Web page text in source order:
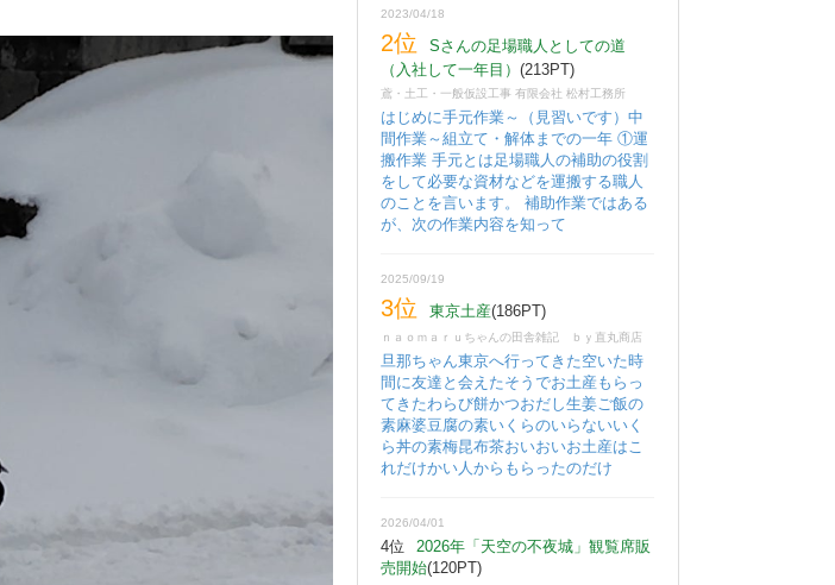
2023/04/18
2位
Sさんの足場職人としての道
（入社して一年目） (213PT)
鳶・土工・一般仮設工事 有限会社 松村工務所
はじめに手元作業～（見習いです）中
間作業～組立て・解体までの一年 ①運
搬作業 手元とは足場職人の補助の役割
をして必要な資材などを運搬する職人
のことを言います。 補助作業ではある
が、次の作業内容を知って
2025/09/19
3位 東京土産(186PT)
ｎａｏｍａｒｕちゃんの田舎雑記 ｂｙ直丸商店
旦那ちゃん東京へ行ってきた空いた時
間に友達と会えたそうでお土産もらっ
てきたわらび餅かつおだし生姜ご飯の
素麻婆豆腐の素いくらのいらないいく
ら丼の素梅昆布茶おいおいお土産はこ
れだけかい人からもらったのだけ
2026/04/01
4位
2026年「天空の不夜城」観覧席販
売開始(120PT)